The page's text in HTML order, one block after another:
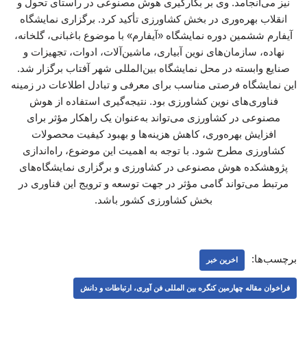
نیز می‌انجامد. وی بر بکارگیری هوش مصنوعی در راستای تحول و
انقلاب بهره‌وری در بخش کشاورزی تأکید کرد. برگزاری نمایشگاه
آیفارم ششمین دوره نمایشگاه «آیفارم» با موضوع باغبانی، گلخانه،
نهاده، سازمان‌های نوین آبیاری، ماشین‌آلات، ادوات، تجهیزات و
صنایع وابسته در محل نمایشگاه بین‌المللی شهر آفتاب برگزار شد.
این نمایشگاه فرصتی مناسب برای معرفی و تبادل اطلاعات در زمینه
فناوری‌های نوین کشاورزی بود. نتیجه‌گیری استفاده از هوش
مصنوعی در کشاورزی می‌تواند به‌عنوان یک راهکار مؤثر برای
افزایش بهره‌وری، کاهش هزینه‌ها و بهبود کیفیت محصولات
کشاورزی مطرح شود. با توجه به اهمیت این موضوع، راه‌اندازی
پژوهشکده هوش مصنوعی در کشاورزی و برگزاری نمایشگاه‌های
مرتبط می‌تواند گامی مؤثر در جهت توسعه و ترویج این فناوری در
بخش کشاورزی کشور باشد.
برچسب‌ها: اخرین خبر
فراخوان مقاله چهارمین کنگره بین المللی فن آوری، ارتباطات و دانش